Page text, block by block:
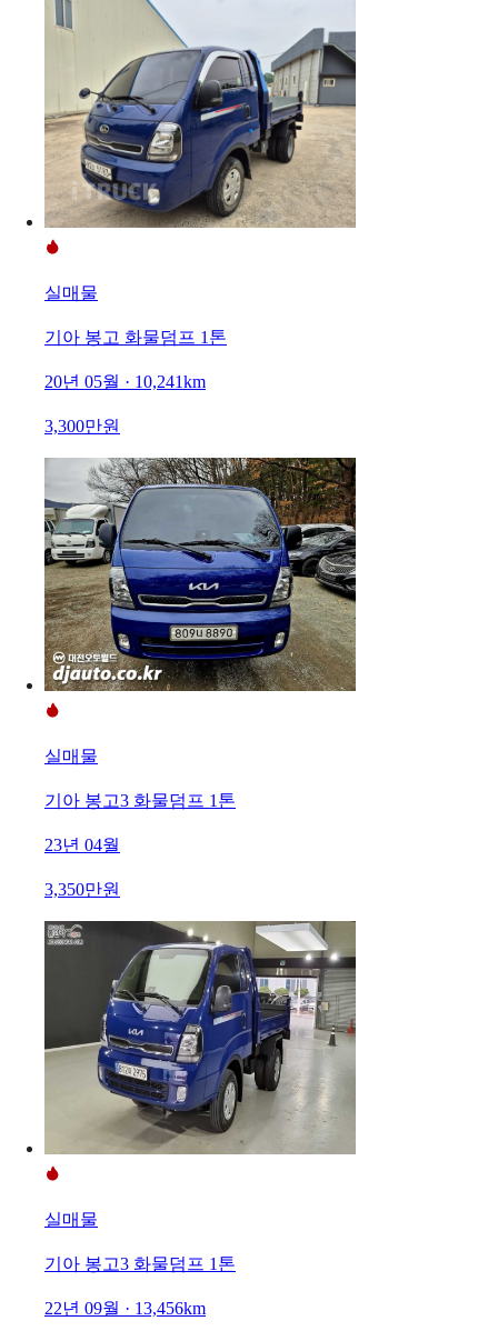
실매물
기아 봉고 화물덤프 1톤
20년 05월 · 10,241km
3,300만원
실매물
기아 봉고3 화물덤프 1톤
23년 04월
3,350만원
실매물
기아 봉고3 화물덤프 1톤
22년 09월 · 13,456km